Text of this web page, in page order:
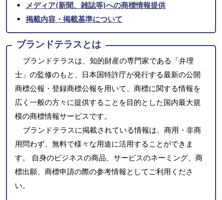
メディア(新聞、雑誌等)への商標情報提供
掲載内容・掲載基準について
ブランドテラスとは
ブランドテラスは、知的財産の専門家である「弁理
士」の監修のもと、日本国特許庁が発行する最新の公開
商標公報・登録商標公報を用いて、商標に関する情報を
広く一般の方々に提供することを目的とした国内最大規
模の商標情報サービスです。
ブランドテラスに掲載されている情報は、商用・非商
用問わず、無料で様々な用途に活用することができま
す。 自身のビジネスの商品、サービスのネーミング、商
標出願、商標申請の際の参考情報としてご利用くださ
い。